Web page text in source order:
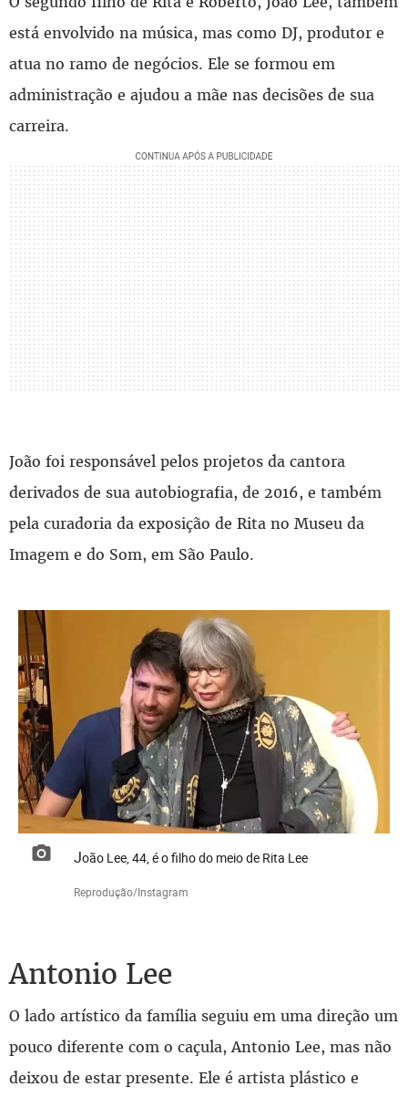
está envolvido na música, mas como DJ, produtor e
atua no ramo de negócios. Ele se formou em
administração e ajudou a mãe nas decisões de sua
carreira.
João foi responsável pelos projetos da cantora
derivados de sua autobiografia, de 2016, e também
pela curadoria da exposição de Rita no Museu da
Imagem e do Som, em São Paulo.
João Lee, 44, é o filho do meio de Rita Lee
Reprodução/Instagram
Antonio Lee
O lado artístico da família seguiu em uma direção um
pouco diferente com o caçula, Antonio Lee, mas não
deixou de estar presente. Ele é artista plástico e